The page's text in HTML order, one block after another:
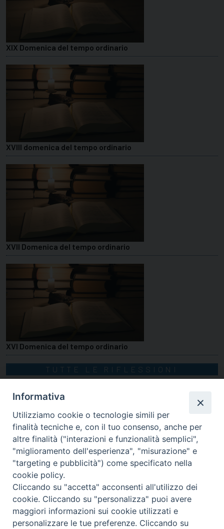
XIX Domenica del tempo ordinario
XVIII domenica del tempo ordinario
XVII Domenica del tempo ordinario
XVI Domenica del tempo ordinario
TUTTE LE RIFLESSIONI
via Amedeo Rossi, 28 - 12100 Cuneo
segreteriagenerale@diocesicuneofossano.it
c.f. 96017380047
Informativa
Utilizziamo cookie o tecnologie simili per
finalità tecniche e, con il tuo consenso, anche per
altre finalità ("interazioni e funzionalità semplici",
"miglioramento dell'esperienza", "misurazione" e
"targeting e pubblicità") come specificato nella
cookie policy.
Cliccando su "accetta" acconsenti all'utilizzo dei
cookie. Cliccando su "personalizza" puoi avere
maggiori informazioni sui cookie utilizzati e
personalizzare le tue preferenze. Cliccando su